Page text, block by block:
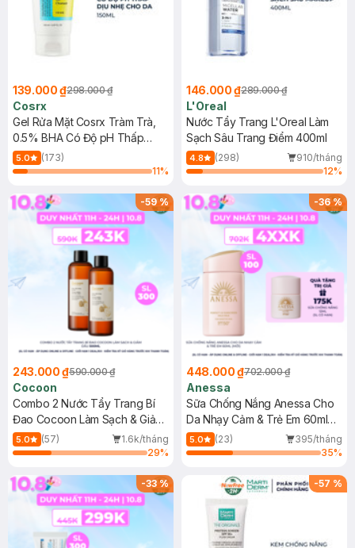
139.000 ₫298.000 ₫
Cosrx
Gel Rửa Mặt Cosrx Tràm Trà,
0.5% BHA Có Độ pH Thấp
150ml
5.0
(173)
11%
146.000 ₫289.000 ₫
L'Oreal
Nước Tẩy Trang L'Oreal Làm
Sạch Sâu Trang Điểm 400ml
4.8 (298)
910/tháng
12%
-59%
243.000 ₫590.000 ₫
Cocoon
Combo 2 Nước Tẩy Trang Bí
Đao Cocoon Làm Sạch & Giảm
Dầu 500ml
5.0 (57)
1.6k/tháng
29%
-36%
448.000 ₫702.000 ₫
Anessa
Sữa Chống Nắng Anessa Cho
Da Nhạy Cảm & Trẻ Em 60ml
(Mới)
5.0 (23)
395/tháng
35%
-33% -57 %